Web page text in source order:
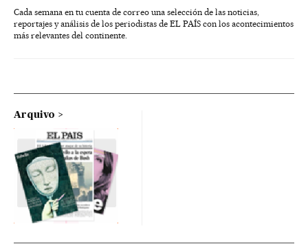
Cada semana en tu cuenta de correo una selección de las noticias,
reportajes y análisis de los periodistas de EL PAÍS con los acontecimientos
más relevantes del continente.
Arquivo